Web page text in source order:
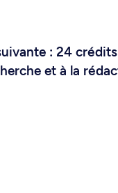
: 24 crédits
et à la